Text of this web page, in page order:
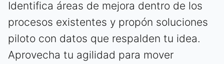
Identifica áreas de mejora dentro de los
procesos existentes y propón soluciones
piloto con datos que respalden tu idea.
Aprovecha tu agilidad para mover